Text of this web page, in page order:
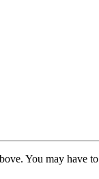
You may have to